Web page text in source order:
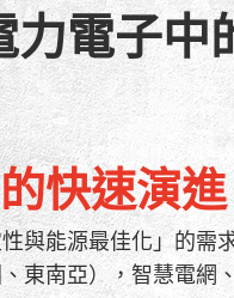
電子
快速演進
與能源最佳化」的需
東南亞），智慧電網